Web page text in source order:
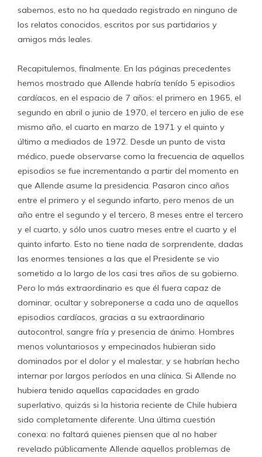
sabemos, esto no ha quedado registrado en ninguno de
los relatos conocidos, escritos por sus partidarios y
amigos más leales.
Recapitulemos, finalmente. En las páginas precedentes
hemos mostrado que Allende habría tenído 5 episodios
cardíacos, en el espacio de 7 años: el primero en 1965, el
segundo en abril o junio de 1970, el tercero en julio de ese
mismo año, el cuarto en marzo de 1971 y el quinto y
último a mediados de 1972. Desde un punto de vista
médico, puede observarse como la frecuencia de aquellos
episodios se fue incrementando a partir del momento en
que Allende asume la presidencia. Pasaron cinco años
entre el primero y el segundo infarto, pero menos de un
año entre el segundo y el tercero, 8 meses entre el tercero
y el cuarto, y sólo unos cuatro meses entre el cuarto y el
quinto infarto. Esto no tiene nada de sorprendente, dadas
las enormes tensiones a las que el Presidente se vio
sometido a lo largo de los casi tres años de su gobierno.
Pero lo más extraordinario es que él fuera capaz de
dominar, ocultar y sobreponerse a cada uno de aquellos
episodios cardíacos, gracias a su extraordinario
autocontrol, sangre fría y presencia de ánimo. Hombres
menos voluntariosos y empecinados hubieran sido
dominados por el dolor y el malestar, y se habrían hecho
internar por largos períodos en una clínica. Si Allende no
hubiera tenido aquellas capacidades en grado
superlativo, quizás si la historia reciente de Chile hubiera
sido completamente diferente. Una última cuestión
conexa: no faltará quienes piensen que al no haber
revelado públicamente Allende aquellos problemas de